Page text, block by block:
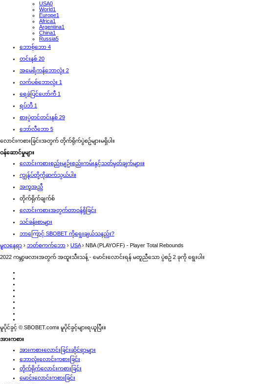
USA0
World1
Europe1
Africa1
Argentina1
China1
Russia5
‌ဘောစ့်‌ဘော 4
‌တင်းနစ် 20
အမေရိကန်ဘောလုံး 2
‌လက်ပစ်ဘောလုံး 1
ရေခဲပြင်ဟော်ကီ 1
‌ရပ်ဘီ 1
‌စားပွဲတင်တင်းနစ် 29
‌ဘော်လီ‌ဘော 5
လောင်းကစားခြင်းအတွက် တိုက်ရိုက်ပွဲစဥ်များမရှိပါ။
ဝန်ဆောင်မှုများ
လောင်းကစားစည်းမျဥ်းစည်းကမ်းနှင့်သတ်မှတ်ချက်များ။
ကျွန်ုပ်တို့ကိုဆက်သွယ်ပါ။
အကူအညီ
တိုက်ရိုက်ချက်စ်
လောင်းကစားအတွက်တာဝန်ရှိခြင်း
သင်ခန်းစာများ
ဘာကြောင့် SBOBET ကိုရွေးချယ်သနည်း?
မူလနေရာ › ဘတ်စကက်ဘော › USA› NBA (PLAYOFF) - Player Total Rebounds
2022 ကမ္ဘာ့ဖလားအတွက် အထူးသီးသန့် - မောင်းလောင်းရန် မတူညီသော ပွဲစဥ် 2 ခုကို ရွေးပါ။
မူပိုင်ခွင့် © SBOBET.com။ မူပိုင်ခွင့်များရယူပြီး။
အားကစား
အားကစားလောင်းခြင်းဆိုင်ရာများ
ဘောလုံးလောင်းကစားခြင်း
တိုက်ရိုက်လောင်းကစားခြင်း
မောင်းလောင်းကစားခြင်း